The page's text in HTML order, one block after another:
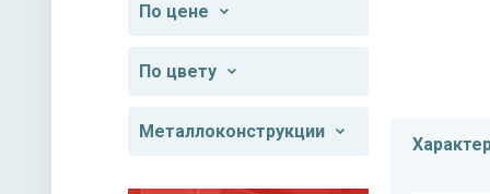
По цене
По цвету
Металлоконструкции